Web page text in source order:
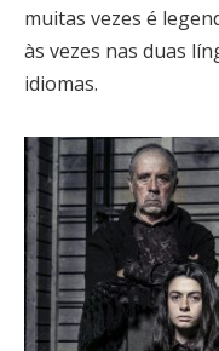
muitas vezes é
às vezes nas duas
idiomas.